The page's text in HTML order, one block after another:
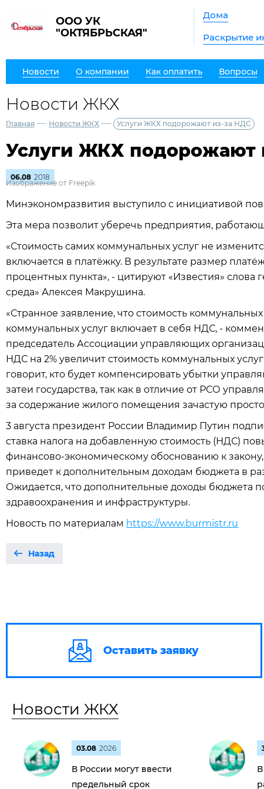
ООО УК
"ОКТЯБРЬСКАЯ"
Дома
Раскрытие
Новости О компании Как оплатить Вопросы
Новости ЖКХ
Главная — Новости ЖКХ — Услуги ЖКХ подорожают из-за НДС
Услуги ЖКХ подорожают
06.08 2018
Изображение от Freepik
Минэкономразвития выступило с инициативой
Эта мера позволит уберечь предприятия,
«Стоимость самих коммунальных услуг не
включается в платёжку. В результате размер
процентных пункта», - цитируют «Известия» слова
среда» Алексея Макрушина.
«Странное заявление, что стоимость
коммунальных услуг включает в себя НДС, -
председатель Ассоциации управляющих
НДС на 2% увеличит стоимость коммунальных
говорит, кто будет компенсировать убытки
затеи государства, так как в отличие от РСО
за содержание жилого помещения зачастую
3 августа президент России Владимир Путин
ставка налога на добавленную стоимость (НДС)
финансово-экономическому обоснованию к
приведет к дополнительным доходам бюджета в
Ожидается, что дополнительные доходы бюджета
здравоохранения и инфраструктуры.
Новость по материалам https://www.burmistr.ru
Назад
Оставить заявку
Новости ЖКХ
03.08 2026
В России могут ввести
предельный срок